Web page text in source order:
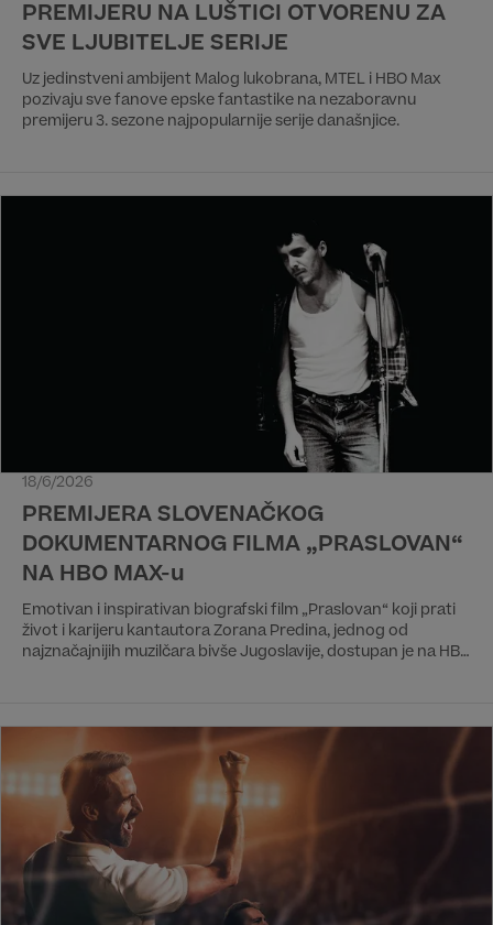
PREMIJERU NA LUŠTICI OTVORENU ZA
SVE LJUBITELJE SERIJE
Uz jedinstveni ambijent Malog lukobrana, MTEL i HBO Max
pozivaju sve fanove epske fantastike na nezaboravnu
premijeru 3. sezone najpopularnije serije današnjice.
18/6/2026
PREMIJERA SLOVENAČKOG
DOKUMENTARNOG FILMA „PRASLOVAN“
NA HBO MAX-u
Emotivan i inspirativan biografski film „Praslovan“ koji prati
život i karijeru kantautora Zorana Predina, jednog od
najznačajnijih muzilčara bivše Jugoslavije, dostupan je na HBO